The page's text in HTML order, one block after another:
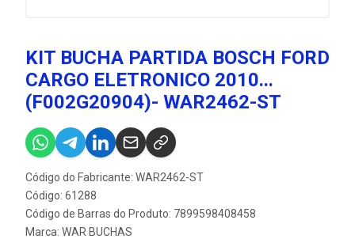
KIT BUCHA PARTIDA BOSCH FORD
CARGO ELETRONICO 2010...
(F002G20904)- WAR2462-ST
Código do Fabricante: WAR2462-ST
Código: 61288
Código de Barras do Produto: 7899598408458
Marca: WAR BUCHAS